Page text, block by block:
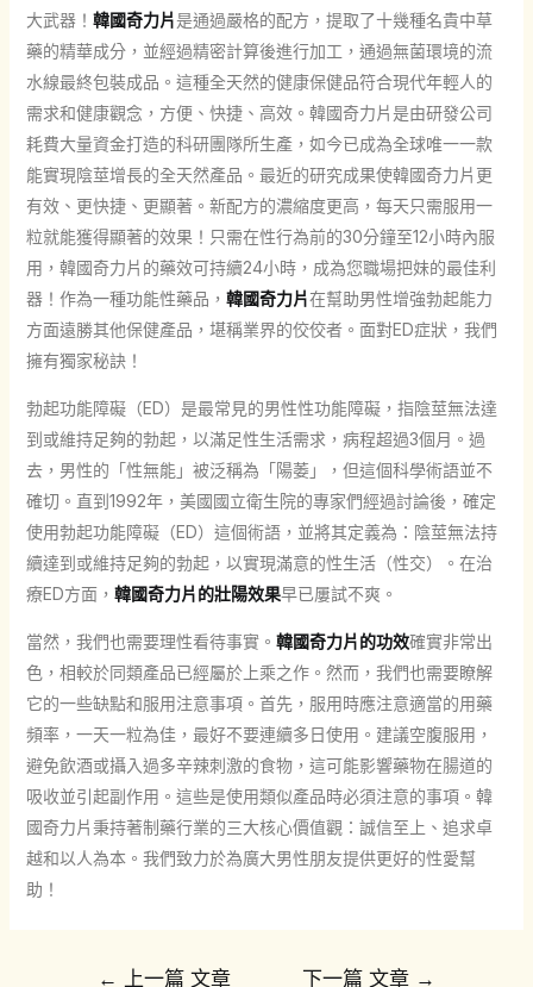
大武器！ 韓國奇力片是通過嚴格的配方，提取了十幾種名貴中草
藥的精華成分，並經過精密計算後進行加工，通過無菌環境的流
水線最終包裝成品。這種全天然的健康保健品符合現代年輕人的
需求和健康觀念，方便、快捷、高效。韓國奇力片是由研發公司
耗費大量資金打造的科研團隊所生產，如今已成為全球唯一一款
能實現陰莖增長的全天然產品。最近的研究成果使韓國奇力片更
有效、更快捷、更顯著。新配方的濃縮度更高，每天只需服用一
粒就能獲得顯著的效果！只需在性行為前的30分鐘至12小時內服
用，韓國奇力片的藥效可持續24小時，成為您職場把妹的最佳利
器！作為一種功能性藥品， 韓國奇力片在幫助男性增強勃起能力
方面遠勝其他保健產品，堪稱業界的佼佼者。面對ED症狀，我們
擁有獨家秘訣！
勃起功能障礙（ED）是最常見的男性性功能障礙，指陰莖無法達
到或維持足夠的勃起，以滿足性生活需求，病程超過3個月。過
去，男性的「性無能」被泛稱為「陽萎」，但這個科學術語並不
確切。直到1992年，美國國立衛生院的專家們經過討論後，確定
使用勃起功能障礙（ED）這個術語，並將其定義為：陰莖無法持
續達到或維持足夠的勃起，以實現滿意的性生活（性交）。在治
療ED方面， 韓國奇力片的壯陽效果早已屢試不爽。
當然，我們也需要理性看待事實。 韓國奇力片的功效確實非常出
色，相較於同類產品已經屬於上乘之作。然而，我們也需要瞭解
它的一些缺點和服用注意事項。首先，服用時應注意適當的用藥
頻率，一天一粒為佳，最好不要連續多日使用。建議空腹服用，
避免飲酒或攝入過多辛辣刺激的食物，這可能影響藥物在腸道的
吸收並引起副作用。這些是使用類似產品時必須注意的事項。韓
國奇力片秉持著制藥行業的三大核心價值觀：誠信至上、追求卓
越和以人為本。我們致力於為廣大男性朋友提供更好的性愛幫
助！
← 上一篇 文章 下一篇 文章 →